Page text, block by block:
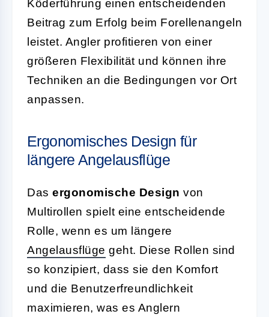
Köderführung einen entscheidenden
Beitrag zum Erfolg beim Forellenangeln
leistet. Angler profitieren von einer
größeren Flexibilität und können ihre
Techniken an die Bedingungen vor Ort
anpassen.
Ergonomisches Design für
längere Angelausflüge
Das ergonomische Design von
Multirollen spielt eine entscheidende
Rolle, wenn es um längere
Angelausflüge geht. Diese Rollen sind
so konzipiert, dass sie den Komfort
und die Benutzerfreundlichkeit
maximieren, was es Anglern